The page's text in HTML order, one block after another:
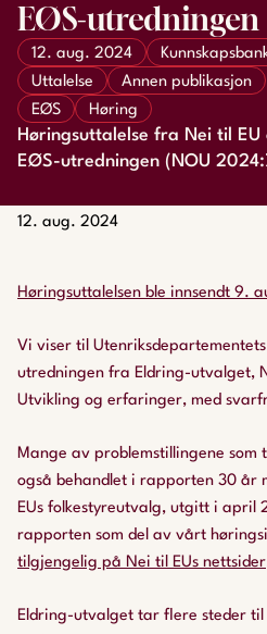
12. aug. 2024
EØS-utredningen
12. aug. 2024
Uttalelse
Annen publikasjon
EØS
Høring
Høringsuttalelse fra Nei til EU
EØS-utredningen (NOU
Høringsuttalelsen ble innsendt 9.
Vi viser til
utredningen fra Eldring-utvalget,
Utvikling og erfaringer, med
Mange av problemstillingene som
også behandlet i rapporten 30 år
EUs folkestyreutvalg, utgitt i april
rapporten som del av vårt
tilgjengelig på Nei til EUs nettsider
Eldring-utvalget tar flere steder til